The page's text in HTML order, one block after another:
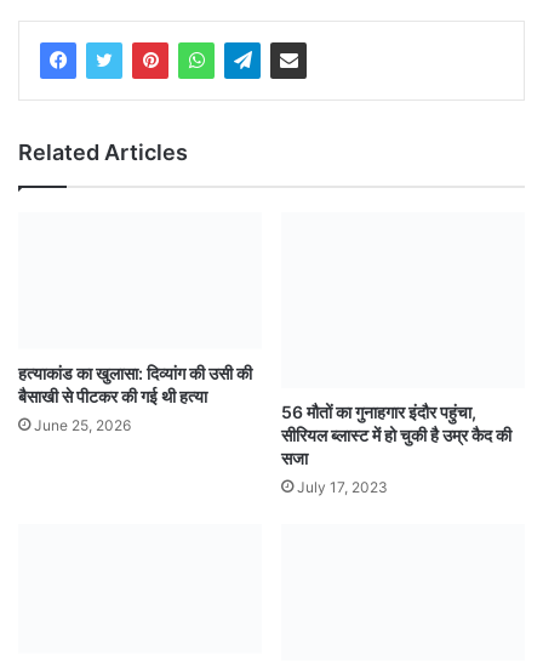
Related Articles
हत्याकांड का खुलासा: दिव्यांग की उसी की
बैसाखी से पीटकर की गई थी हत्या
June 25, 2026
56 मौतों का गुनाहगार इंदौर पहुंचा,
सीरियल ब्लास्ट में हो चुकी है उम्र कैद की
सजा
July 17, 2023